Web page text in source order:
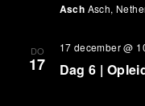
Asch Asch,
DO
17
17 december @
Dag 6 |